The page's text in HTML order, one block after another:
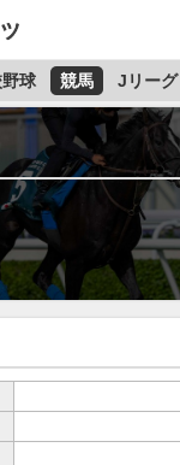
球 競馬 Jリーグ